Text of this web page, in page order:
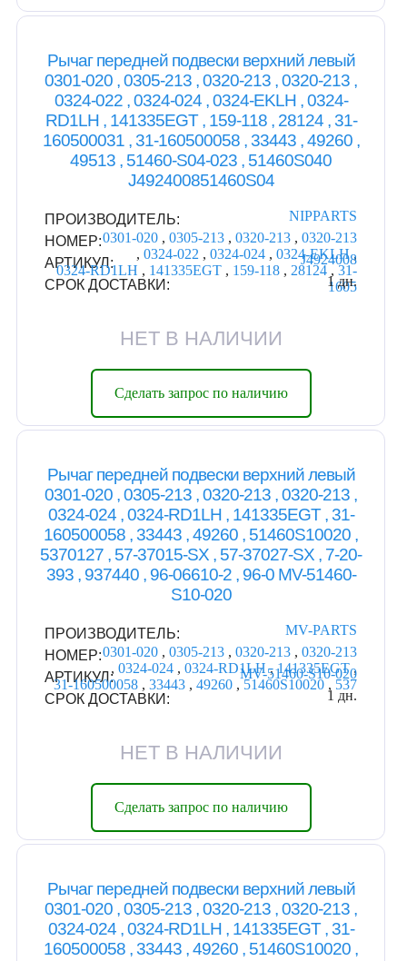
Рычаг передней подвески верхний левый
0301-020 , 0305-213 , 0320-213 , 0320-213 ,
0324-022 , 0324-024 , 0324-EKLH , 0324-
RD1LH , 141335EGT , 159-118 , 28124 , 31-
160500031 , 31-160500058 , 33443 , 49260 ,
49513 , 51460-S04-023 , 51460S040
J492400851460S04
ПРОИЗВОДИТЕЛЬ:
NIPPARTS
НОМЕР:0301-020 ,0305-213 ,0320-213 ,0320-213
,0324-022 ,0324-024 ,0324-EKLH,
0324-RD1LH , 141335EGT , 159-118 , 28124 ,31-
1605
АРТИКУЛ:
J4924008
СРОК ДОСТАВКИ:
1 дн.
НЕТ В НАЛИЧИИ
Сделать запрос по наличию
Рычаг передней подвески верхний левый
0301-020 , 0305-213 , 0320-213 , 0320-213 ,
0324-024 , 0324-RD1LH , 141335EGT , 31-
160500058 , 33443 , 49260 , 51460S10020 ,
5370127 , 57-37015-SX , 57-37027-SX , 7-20-
393 , 937440 , 96-06610-2 , 96-0 MV-51460-
S10-020
ПРОИЗВОДИТЕЛЬ:
MV-PARTS
НОМЕР:0301-020 ,0305-213 ,0320-213 ,0320-213
,0324-024 ,0324-RD1LH,141335EGT,
31-160500058 ,33443 ,49260 , 51460S10020 , 537
АРТИКУЛ:
MV-51460-S10-020
СРОК ДОСТАВКИ:
1 дн.
НЕТ В НАЛИЧИИ
Сделать запрос по наличию
Рычаг передней подвески верхний левый
0301-020 , 0305-213 , 0320-213 , 0320-213 ,
0324-024 , 0324-RD1LH , 141335EGT , 31-
160500058 , 33443 , 49260 , 51460S10020 ,